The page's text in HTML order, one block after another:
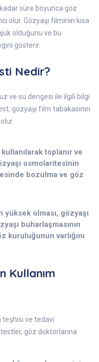
süre boyunca göz
olur. Gözyaşı filminin kısa
olduğunu ve bu
gösterir.
Nedir?
ve su dengesi ile ilgili bilgi
gözyaşı film tabakasının
toplanır ve
osmolaritesinin
bozulma ve göz
olması, gözyaşı
buharlaşmasının
kuruluğunun varlığını
Kullanım
teşhisi ve tedavi
göz doktorlarına